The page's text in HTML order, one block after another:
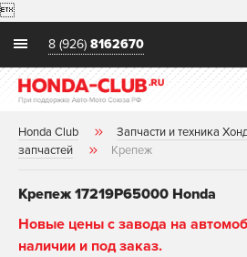

8 (926) 8162670
Honda Club Запчасти и техника
запчастей
Крепеж
Крепеж 17219P65000 Honda
Новые цены с завода на
наличии и под заказ.